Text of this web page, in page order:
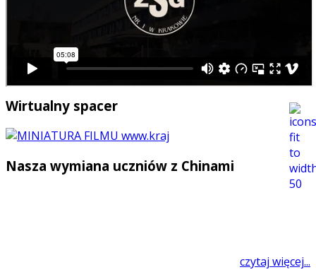
Wirtualny spacer
Nasza wymiana uczniów z Chinami
czytaj więcej...